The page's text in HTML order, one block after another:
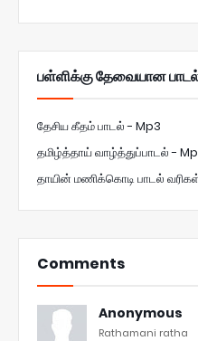
பள்ளிக்கு தேவையான
தேசிய கீதம் பாடல் - Mp3
தமிழ்த்தாய் வாழ்த்துப்பாடல் -
தாயின் மணிக்கொடி பாடல்
Comments
Anonymous
Rathamani ratha